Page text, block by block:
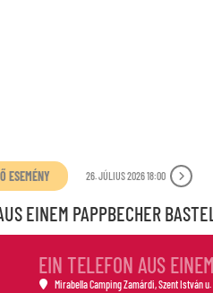
ESEMÉNY 26. JÚLIUS 2026 18:00
EINEM PAPPBECHER
EIN TELEFON AUS
Mirabella Camping Zamárdi , Szent István